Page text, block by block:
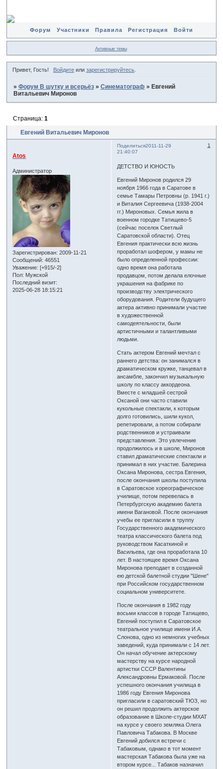
Форум Участники Правила Регистрация Войти
Активные темы
Привет, Гость! Войдитеили зарегистрируйтесь.
» Форум В шутку и всерьёз » Синематограф » Евгений
Витальевич Миронов
Евгений Витальевич Миронов
Страница: 1
Поделиться 1
2011-11-29
21:40:07
Atos
Администратор
Зарегистрирован: 2009-11-21
Сообщений: 46551
Уважение: [+915/-2]
Пол: Мужской
Последний визит:
2025-06-28 18:15:21
ДЕТСТВО И ЮНОСТЬ
Евгений Миронов родился 29
ноября 1966 года в Саратове в
семье Тамары Петровны (р. 1941 г.)
и Виталия Сергеевича (1938-2004
гг.) Мироновых. Семья жила в
военном городке Татищево-5
(сейчас поселок Светлый
Саратовской области). Отец
Евгения практически всю жизнь
проработал шофером, у мамы не
было определенной профессии:
одно время она работала
продавцом, потом делала елочные
украшения на фабрике по
производству электрического
оборудования. Родители будущего
актера активно принимали участие
в художественной
самодеятельности, были
артистичными и талантливыми
людьми.
Стать актером Евгений мечтал с
раннего детства: он занимался в
драматическом кружке, танцевал в
ансамбле, закончил музыкальную
школу по классу аккордеона.
Вместе с младшей сестрой
Оксаной они часто ставили
кукольные спектакли, к которым
долго готовились, шили кукол,
репетировали, а потом собирали
родственников и устраивали
представления. Это увлечение
продолжилось и в школе, Миронов
ставил драматические спектакли и
принимал в них участие. Балерина
Оксана Миронова, сестра Евгения,
после окончания школы поступила
в Саратовское хореографическое
училище, потом перевелась в
Петербургскую академию балета
имени Вагановой. После окончания
учебы ее пригласили в труппу
Государственного академического
театра классического балета под
руководством Касаткиной и
Васильева, где она проработала 10
лет. В настоящее время Оксана
Миронова преподает в созданной
ею детской балетной студии "Шене"
при Российском государственном
социальном университете.
После окончания в 1982 году
восьми классов в городе Татищево,
Евгений поступил в Саратовское
театральное училище имени И.А.
Слонова, одно из немногих учебных
заведений, куда принимали с 14 лет.
Он начал обучение актерскому
мастерству на курсе народной
артистки СССР Валентины
Александровны Ермаковой. После
успешного окончания училища в
1986 году Евгения Миронова
пригласили в саратовский ТЮЗ, но
он решил продолжить актерское
образование в Школе-студии МХАТ
на курсе у своего земляка Олега
Павловича Табакова. В Москве
Евгений добился встречи с
Табаковым, однако в тот момент
мастерская Табакова была уже на
втором курсе... Табаков назначил